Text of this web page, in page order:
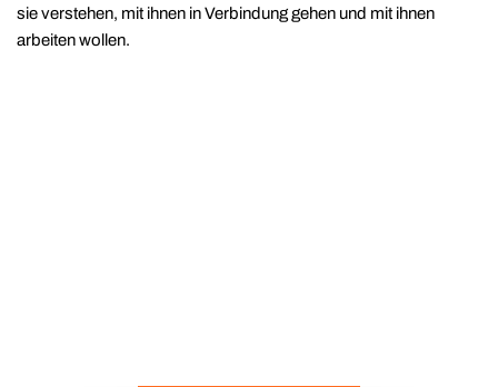
sie verstehen, mit ihnen in Verbindung gehen und mit ihnen
arbeiten wollen.